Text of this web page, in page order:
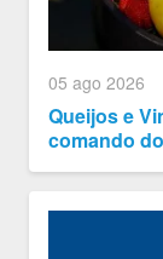
05 ago 2026
Queijos e
comando